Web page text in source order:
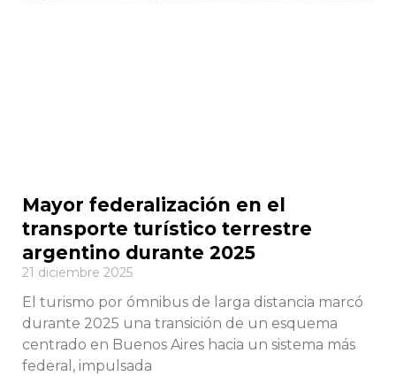
Mayor federalización en el
transporte turístico terrestre
argentino durante 2025
21 diciembre 2025
El turismo por ómnibus de larga distancia marcó
durante 2025 una transición de un esquema
centrado en Buenos Aires hacia un sistema más
federal, impulsada